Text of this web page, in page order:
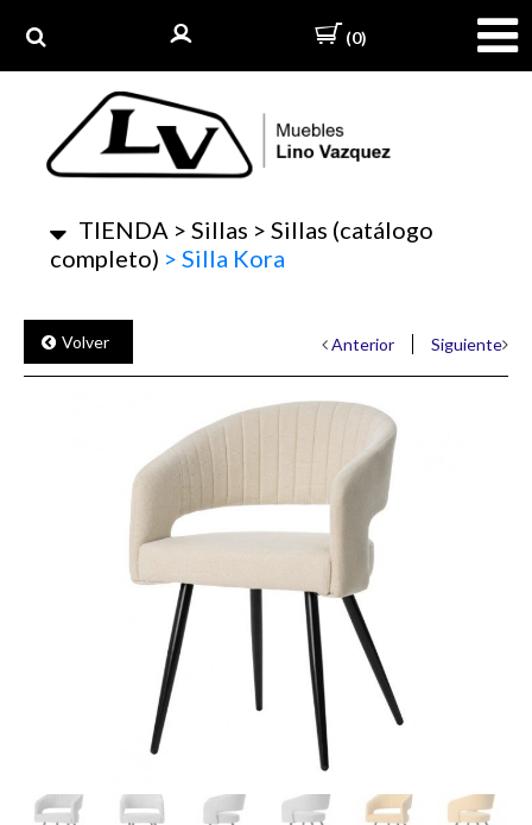
(0)
TIENDA > Sillas > Sillas (catálogo
completo) > Silla Kora
Volver Anterior Siguiente